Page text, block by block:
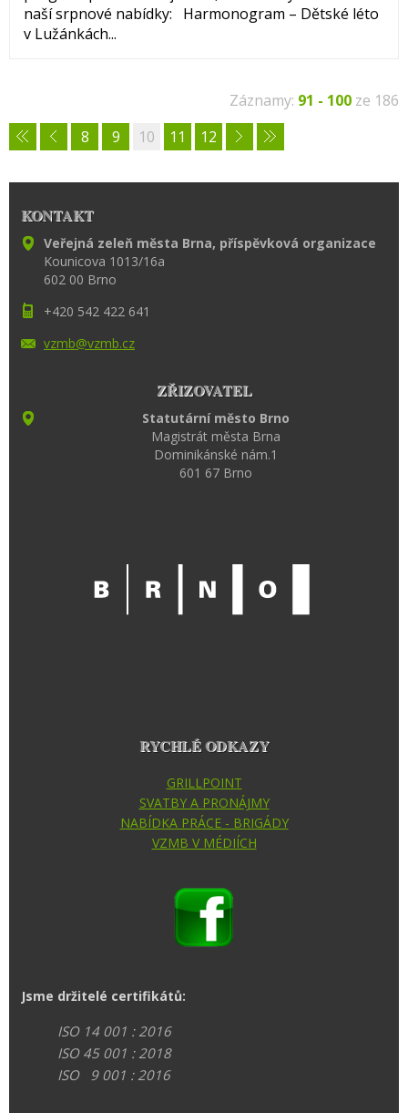
naší srpnové nabídky: Harmonogram – Dětské léto
v Lužánkách...
Záznamy: 91 - 100 ze 186
8
9 10 11 12
KONTAKT
Veřejná zeleň města Brna, příspěvková organizace
Kounicova 1013/16a
602 00 Brno
+420 542 422 641
vzmb@vzmb.cz
ZŘIZOVATEL
Statutární město Brno
Magistrát města Brna
Dominikánské nám.1
601 67 Brno
RYCHLÉ ODKAZY
GRILLPOINT
SVATBY A PRONÁJMY
NABÍDKA PRÁCE - BRIGÁDY
VZMB V MÉDIÍCH
Jsme držitelé certifikátů:
ISO 14 001 : 2016
ISO 45 001 : 2018
ISO 9 001 : 2016